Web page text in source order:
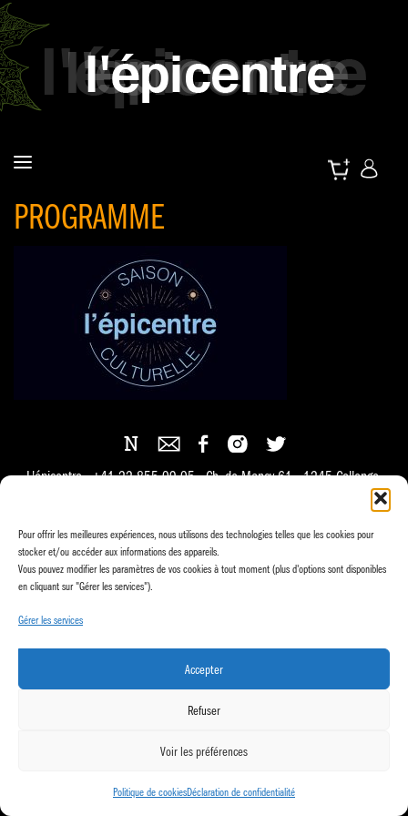
Pour offrir les meilleures expériences, nous utilisons des technologies telles que les cookies pour
stocker et/ou accéder aux informations des appareils.
Vous pouvez modifier les paramètres de vos cookies à tout moment (plus d'options sont disponibles
en cliquant sur "Gérer les services").
Gérer les services
Accepter
Refuser
Voir les préférences
Politique de cookiesDéclaration de confidentialité
PROGRAMME
L'épicentre +41 22 855 09 05 Ch. de Mancy 61 1245 Collonge-